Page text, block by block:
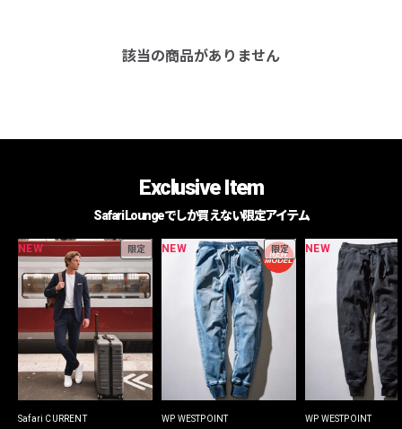
該当の商品がありません
Exclusive Item
Safari Loungeでしか買えない限定アイテム
NEW 限定
Safari CURRENT
NEW 限定
WP WESTPOINT
NEW
WP WESTPOINT